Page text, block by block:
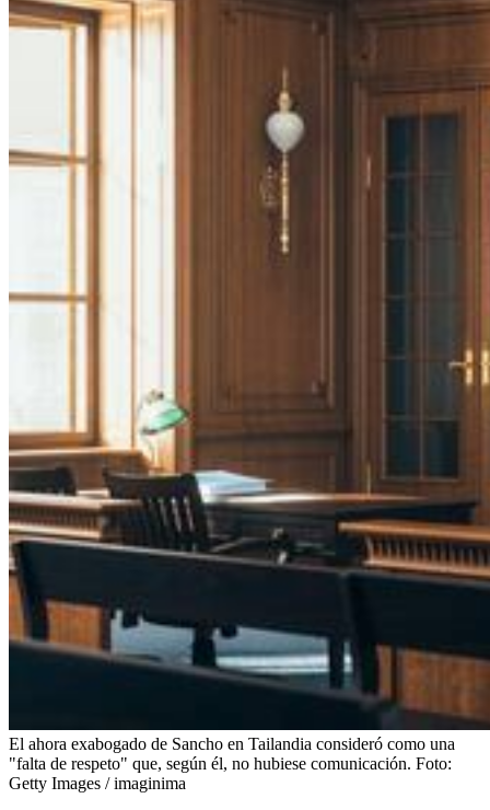
El ahora exabogado de Sancho en Tailandia consideró como una
"falta de respeto" que, según él, no hubiese comunicación. Foto:
Getty Images / imaginima